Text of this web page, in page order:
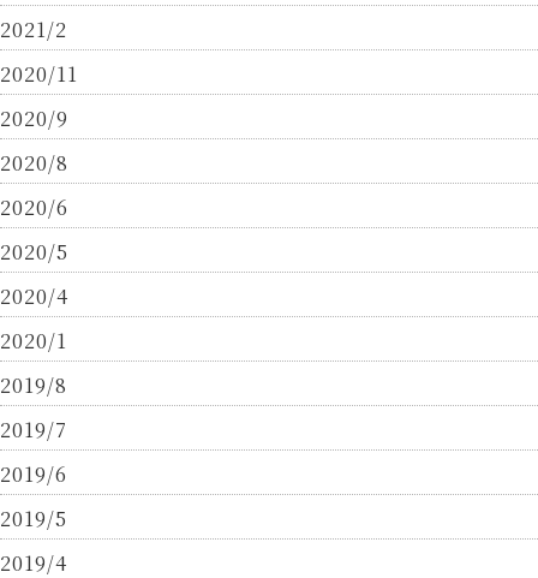
2021/2
2020/11
2020/9
2020/8
2020/6
2020/5
2020/4
2020/1
2019/8
2019/7
2019/6
2019/5
2019/4